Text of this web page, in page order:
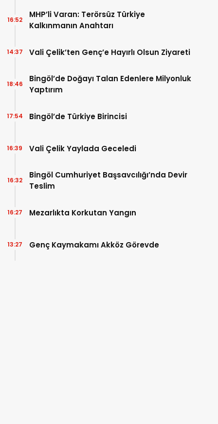
MHP’li Varan: Terörsüz Türkiye
Kalkınmanın Anahtarı
16:52
Vali Çelik’ten Genç’e Hayırlı Olsun Ziyareti
14:37
Bingöl’de Doğayı Talan Edenlere Milyonluk
Yaptırım
18:46
Bingöl’de Türkiye Birincisi
17:54
Vali Çelik Yaylada Geceledi
16:39
Bingöl Cumhuriyet Başsavcılığı’nda Devir
Teslim
16:32
Mezarlıkta Korkutan Yangın
16:27
Genç Kaymakamı Akköz Görevde
13:27